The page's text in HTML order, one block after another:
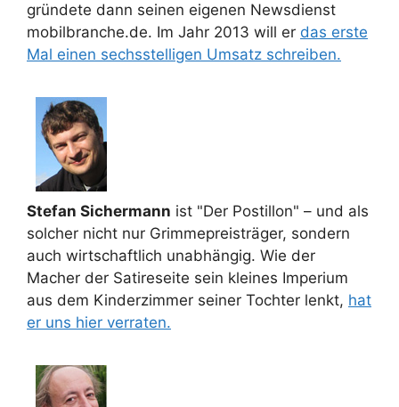
gründete dann seinen eigenen Newsdienst
mobilbranche.de. Im Jahr 2013 will er das erste
Mal einen sechsstelligen Umsatz schreiben.
Stefan Sichermann ist "Der Postillon" – und als
solcher nicht nur Grimmepreisträger, sondern
auch wirtschaftlich unabhängig. Wie der
Macher der Satireseite sein kleines Imperium
aus dem Kinderzimmer seiner Tochter lenkt, hat
er uns hier verraten.